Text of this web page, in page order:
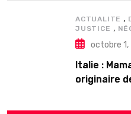
ACTUALITE ,
JUSTICE ,
octobre
Italie :
originaire
arrestation